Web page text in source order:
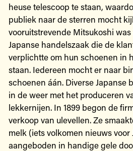
heuse telescoop te staan,
publiek naar de sterren mocht
vooruitstrevende Mitsukoshi
Japanse handelszaak die de
verplichtte om hun schoenen in
staan. Iedereen mocht er naar
schoenen áán. Diverse Japanse
in de weer met het produceren
lekkernijen. In 1899 begon de
verkoop van ulevellen. Ze
melk (iets volkomen nieuws
aangeboden in handige gele